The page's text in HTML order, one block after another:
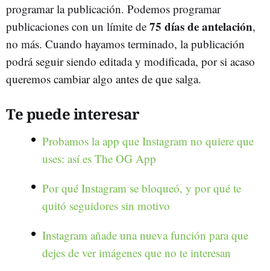
programar la publicación. Podemos programar
publicaciones con un límite de 75 días de antelación,
no más. Cuando hayamos terminado, la publicación
podrá seguir siendo editada y modificada, por si acaso
queremos cambiar algo antes de que salga.
Te puede interesar
Probamos la app que Instagram no quiere que
uses: así es The OG App
Por qué Instagram se bloqueó, y por qué te
quitó seguidores sin motivo
Instagram añade una nueva función para que
dejes de ver imágenes que no te interesan